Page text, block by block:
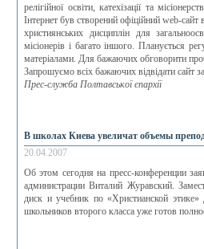
релігійної освіти, катехізації та
Інтернет був створений офіційний web-
християнських дисциплін для
місіонерів і багато іншого. Планується
матеріалами. Для бажаючих обговорити
Запрошуємо всіх бажаючих відвідати сайт
Прес-служба Полтавської єпархії
В школах Киева увеличат объемы
20.04.2007
Об этом сегодня на пресс-конференции
администрации Виталий Журавский.
диск и учебник по «Христианской
школьников второго класса уже готов